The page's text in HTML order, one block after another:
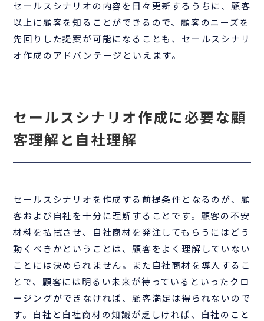
セールスシナリオの内容を日々更新するうちに、顧客
以上に顧客を知ることができるので、顧客のニーズを
先回りした提案が可能になることも、セールスシナリ
オ作成のアドバンテージといえます。
セールスシナリオ作成に必要な顧
客理解と自社理解
セールスシナリオを作成する前提条件となるのが、顧
客および自社を十分に理解することです。顧客の不安
材料を払拭させ、自社商材を発注してもらうにはどう
動くべきかということは、顧客をよく理解していない
ことには決められません。また自社商材を導入するこ
とで、顧客には明るい未来が待っているといったクロ
ージングができなければ、顧客満足は得られないので
す。自社と自社商材の知識が乏しければ、自社のこと